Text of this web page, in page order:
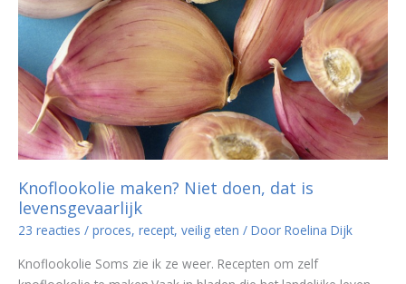
Knoflookolie maken? Niet doen, dat is
levensgevaarlijk
23 reacties / proces, recept, veilig eten / Door Roelina Dijk
Knoflookolie Soms zie ik ze weer. Recepten om zelf